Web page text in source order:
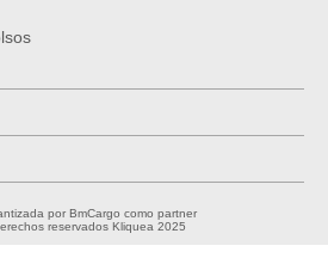
por BmCargo como partner
reservados Kliquea 2025